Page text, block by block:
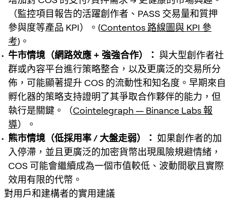
（監控項目報告的活躍創作者、PASS 交易量和質押
參與度等產品 KPI）。(Contentos 路線圖與 KPI 參
考)。
牛市情境（網路效應 + 強強合作）： 與大型創作者社
群或內容平台進行策略整合，以及更廣泛的交易所分
佈，可能顯著提升 COS 的流動性和知名度。早期來自
孵化器的策略支持證明了其爭取合作夥伴的能力，但
執行是關鍵。（Cointelegraph — Binance Labs 報
導）。
熊市情境（低採用率 / 大盤走弱）： 如果創作者的加
入停滯，並且更廣泛的加密貨幣出現風險規避情緒，
COS 可能會繼續成為一個市值較低、波動間歇且實際
效用有限的代幣。
對用戶和建構者的實用建議